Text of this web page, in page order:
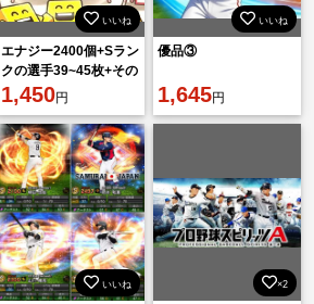
いいね
エナジー2400個+Sラン
クの選手39~45枚+その
他資源 初期アカウント
1,450円
いいね
優品③
1,645円
いいね ×2